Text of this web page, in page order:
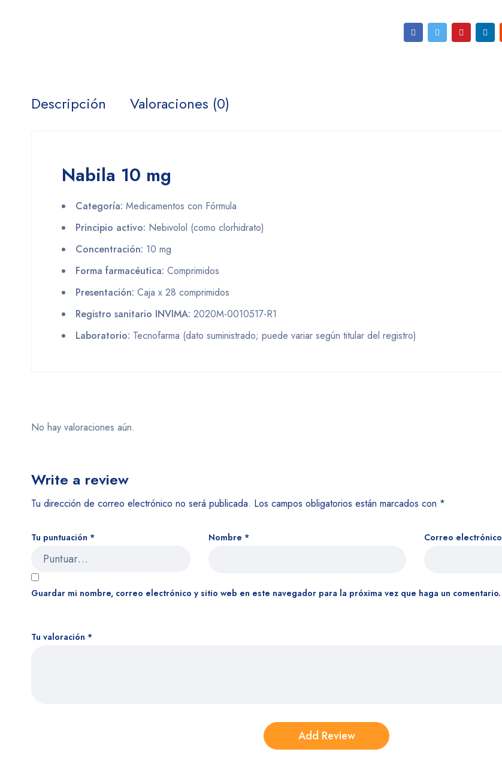
Descripción Valoraciones (0)
Nabila 10 mg
Categoría: Medicamentos con Fórmula
Principio activo: Nebivolol (como clorhidrato)
Concentración: 10 mg
Forma farmacéutica: Comprimidos
Presentación: Caja x 28 comprimidos
Registro sanitario INVIMA: 2020M-0010517-R1
Laboratorio: Tecnofarma (dato suministrado; puede variar según titular del registro)
No hay valoraciones aún.
Write a review
Tu dirección de correo electrónico no será publicada. Los campos obligatorios están marcados con *
Tu puntuación *
Tu valoración *
Nombre * Correo electrónico
Guardar mi nombre, correo electrónico y sitio web en este navegador para la próxima vez que haga un comentario.